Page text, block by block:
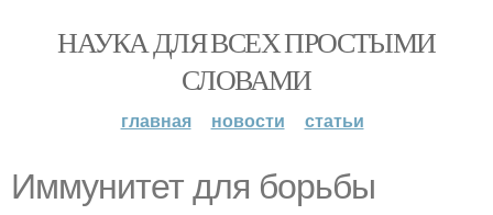
НАУКА ДЛЯ ВСЕХ ПРОСТЫМИ
СЛОВАМИ
главная новости статьи
Иммунитет для борьбы